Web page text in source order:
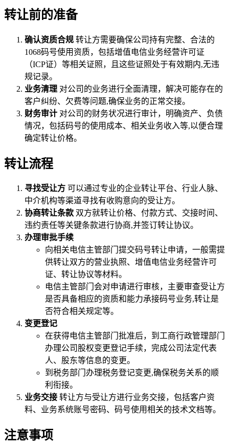
转让前的准备
确认资质合规 转让方需要确保公司持有完整、合法的
1068码号使用资质，包括增值电信业务经营许可证
（ICP证）等相关证照，且这些证照处于有效期内,无违
规记录。
业务清理 对公司的业务进行全面清理，解决可能存在的
客户纠纷、欠费等问题,确保业务的正常交接。
财务审计 对公司的财务状况进行审计，明确资产、负债
情况，包括码号的使用成本、相关业务收入等,以便合理
确定转让价格。
转让流程
寻找受让方 可以通过专业的企业转让平台、行业人脉、
中介机构等渠道寻找有收购意向的受让方。
协商转让条款 双方就转让价格、付款方式、交接时间、
违约责任等关键条款进行协商,并签订转让协议。
办理审批手续
向相关电信主管部门提交码号转让申请，一般需提
供转让双方的营业执照、增值电信业务经营许可
证、转让协议等材料。
电信主管部门会对申请进行审核，主要审查受让方
是否具备相应的资质和能力承接码号业务,转让是
否符合相关规定等。
变更登记
在获得电信主管部门批准后，到工商行政管理部门
办理公司股权变更登记手续，完成公司法定代表
人、股东等信息的变更。
到税务部门办理税务登记变更,确保税务关系的顺
利衔接。
业务交接 转让方与受让方进行业务交接，包括客户资
料、业务系统账号密码、码号使用相关的技术文档等。
注意事项